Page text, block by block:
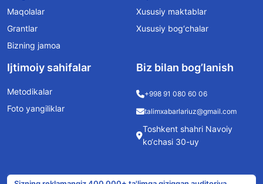
Maqolalar
Grantlar
Bizning jamoa
Xususiy maktablar
Xususiy bog‘chalar
Ijtimoiy sahifalar
Metodikalar
Foto yangiliklar
Biz bilan bog’lanish
+998 91 080 60 06
talimxabarlariuz@gmail.com
Toshkent shahri Navoiy
ko‘chasi 30-uy